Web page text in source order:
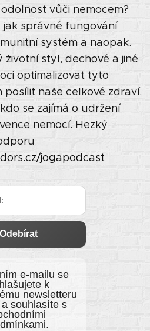
vůči nemocem?
správné fungování
systém a naopak.
životní styl, dechové a jiné
optimalizovat tyto
naše celkové zdraví.
se zajímá o udržení
nemocí. Hezký
jogapodcast
Odebírat
e‑mailu se
k
newsletteru
souhlasíte s
.